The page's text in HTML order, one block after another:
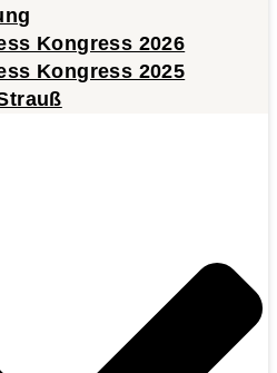
Kongress 2026
Kongress 2025